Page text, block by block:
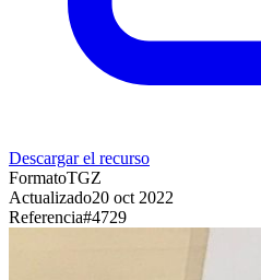
Descargar el recurso
FormatoTGZ
Actualizado20 oct 2022
Referencia#4729